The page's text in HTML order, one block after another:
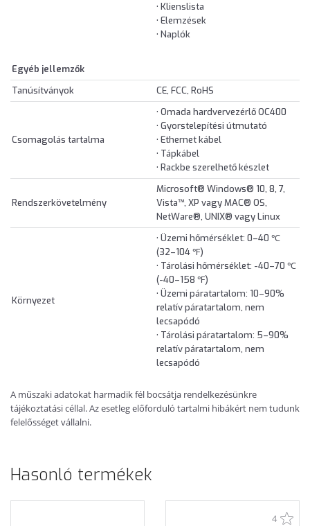
• Klienslista
• Elemzések
• Naplók
Egyéb jellemzők
Tanúsítványok
CE, FCC, RoHS
Csomagolás tartalma
• Omada hardvervezérlő OC400
• Gyorstelepítési útmutató
• Ethernet kábel
• Tápkábel
• Rackbe szerelhető készlet
Rendszerkövetelmény
Microsoft® Windows® 10, 8, 7,
Vista™, XP vagy MAC® OS,
NetWare®, UNIX® vagy Linux
Környezet
• Üzemi hőmérséklet: 0–40 ℃
(32–104 ℉)
• Tárolási hőmérséklet: -40–70 ℃
(-40–158 ℉)
• Üzemi páratartalom: 10–90%
relatív páratartalom, nem
lecsapódó
• Tárolási páratartalom: 5–90%
relatív páratartalom, nem
lecsapódó
A műszaki adatokat harmadik fél bocsátja rendelkezésünkre
tájékoztatási céllal. Az esetleg előforduló tartalmi hibákért nem tudunk
felelősséget vállalni.
Hasonló termékek
4